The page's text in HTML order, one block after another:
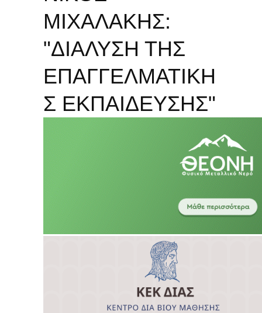
ΜΙΧΑΛΑΚΗΣ:
"ΔΙΑΛΥΣΗ ΤΗΣ
ΕΠΑΓΓΕΛΜΑΤΙΚΗ
Σ ΕΚΠΑΙΔΕΥΣΗΣ"